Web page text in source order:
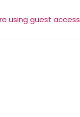
input
using guest access